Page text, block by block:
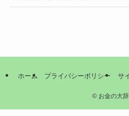
ホーム プライバシーポリシー サ
©お金の大辞